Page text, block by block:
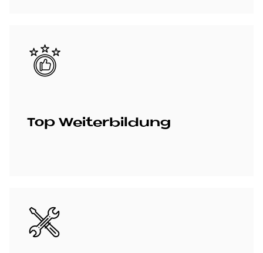
Bild
Top Wei­ter­bil­dung
Bild